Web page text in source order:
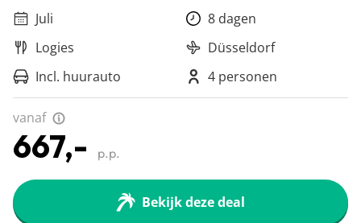
Juli
8 dagen
Logies
Düsseldorf
Incl. huurauto
4 personen
vanaf
667,- p.p.
Bekijk deze deal